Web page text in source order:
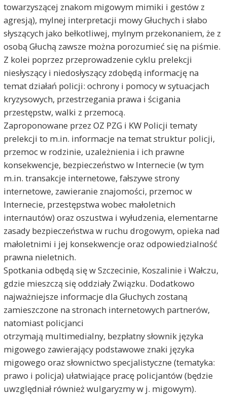
towarzyszącej znakom migowym mimiki i gestów z
agresją), mylnej interpretacji mowy Głuchych i słabo
słyszących jako bełkotliwej, mylnym przekonaniem, że z
osobą Głuchą zawsze można porozumieć się na piśmie.
Z kolei poprzez przeprowadzenie cyklu prelekcji
niesłyszący i niedosłyszący zdobędą informację na
temat działań policji: ochrony i pomocy w sytuacjach
kryzysowych, przestrzegania prawa i ścigania
przestępstw, walki z przemocą.
Zaproponowane przez OZ PZG i KW Policji tematy
prelekcji to m.in. informacje na temat struktur policji,
przemoc w rodzinie, uzależnienia i ich prawne
konsekwencje, bezpieczeństwo w Internecie (w tym
m.in. transakcje internetowe, fałszywe strony
internetowe, zawieranie znajomości, przemoc w
Internecie, przestępstwa wobec małoletnich
internautów) oraz oszustwa i wyłudzenia, elementarne
zasady bezpieczeństwa w ruchu drogowym, opieka nad
małoletnimi i jej konsekwencje oraz odpowiedzialność
prawna nieletnich.
Spotkania odbędą się w Szczecinie, Koszalinie i Wałczu,
gdzie mieszczą się oddziały Związku. Dodatkowo
najważniejsze informacje dla Głuchych zostaną
zamieszczone na stronach internetowych partnerów,
natomiast policjanci
otrzymają multimedialny, bezpłatny słownik języka
migowego zawierający podstawowe znaki języka
migowego oraz słownictwo specjalistyczne (tematyka:
prawo i policja) ułatwiające pracę policjantów (będzie
uwzględniał również wulgaryzmy w j. migowym).